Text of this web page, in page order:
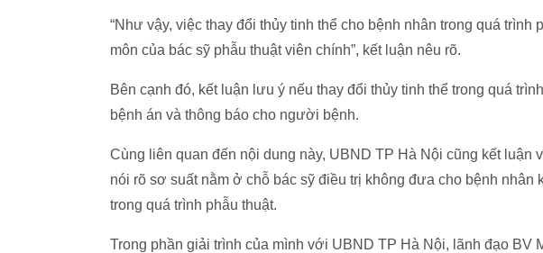
“Như vậy, việc thay đổi thủy tinh thể cho bệnh nhân trong quá trình
môn của bác sỹ phẫu thuật viên chính”, kết luận nêu rõ.
Bên cạnh đó, kết luận lưu ý nếu thay đổi thủy tinh thể trong quá
bệnh án và thông báo cho người bệnh.
Cùng liên quan đến nội dung này, UBND TP Hà Nội cũng kết luận
nói rõ sơ suất nằm ở chỗ bác sỹ điều trị không đưa cho bệnh nhân
trong quá trình phẫu thuật.
Trong phần giải trình của mình với UBND TP Hà Nội, lãnh đạo BV